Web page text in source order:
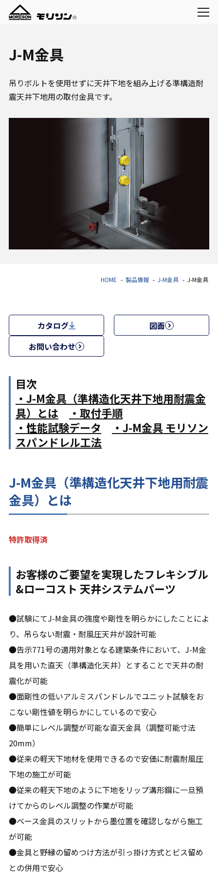
J-M金具
吊りボルトを使用せずに天井下地を組み上げる準構造耐
震天井下地用の取付金具です。
HOME 製品情報 J-M金具 J-M金具
カタログ
図面
お問い合わせ
目次
・J-M金具（準構造化天井下地用耐震金
具）とは
・取付手順
・性能試験データ
・J-M金具 モリソン
スパンドレル工法
J-M金具（準構造化天井下地用耐震
金具）とは
特許取得済
お客様のご要望を実現したフレキシブル
&ローコスト 天井システムパーツ
●試験にてJ-M金具の強度や剛性を明らかにしたことによ
り、吊らない耐震・耐風圧天井が設計可能
●告示771号の適用対象となる建築条件において、J-M金
具を用いた直天（準構造化天井）とすることで天井の耐
震化が可能
●面剛性の低いアルミスパンドレルでユニット試験をお
こない剛性値を明らかにしているので安心
●簡単にレベル調整が可能な直天金具（調整可能寸法
20mm）
●従来の軽天下地材を使用できるので安価に耐震耐風圧
下地の施工が可能
●従来の軽天下地のように下地をリップ溝形鋼に一旦預
けてからのレベル調整の作業が可能
●ベース金具のスリットから墨位置を確認しながら施工
が可能
●金具と野縁の留めつけ方法が引っ掛け方式とビス留め
との併用で安心